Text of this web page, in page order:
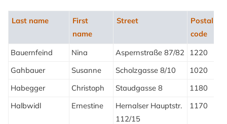
Last name
First
name
Street
Postal
code
Bauernfeind Nina Aspernstraße 87/82 1220
Gahbauer
Susanne Scholzgasse 8/10 1020
Habegger
Christoph Staudgasse 8 1180
Halbwidl
Ernestine
Hernalser Hauptstr.
112/15
1170